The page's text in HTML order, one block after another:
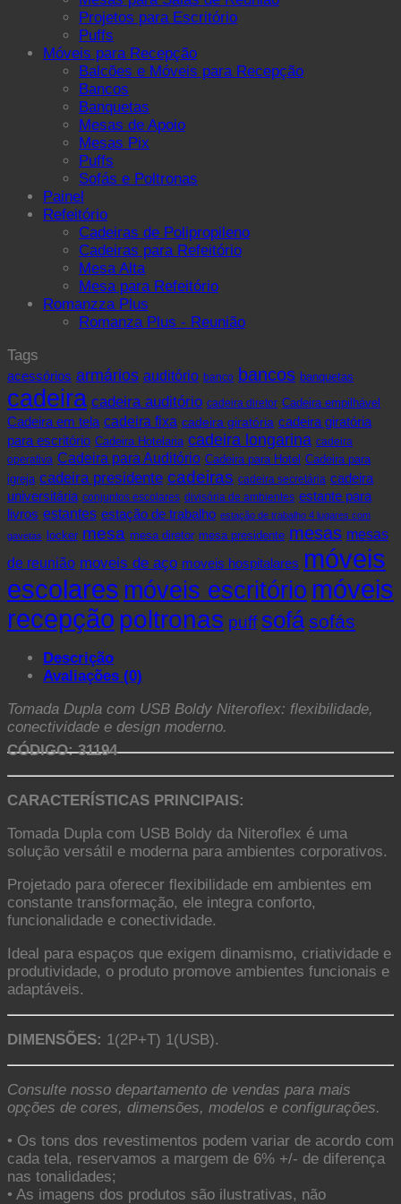
Projetos para Escritório
Puffs
Móveis para Recepção
Balcões e Móveis para Recepção
Bancos
Banquetas
Mesas de Apoio
Mesas Pix
Puffs
Sofás e Poltronas
Painel
Refeitório
Cadeiras de Polipropileno
Cadeiras para Refeitório
Mesa Alta
Mesa para Refeitório
Romanzza Plus
Romanza Plus - Reunião
Tags
acessórios armários auditório banco bancos banquetas
cadeira cadeira auditório cadeira diretor Cadeira empilhável
Cadeira em tela cadeira fixa cadeira giratória cadeira giratória
para escritório Cadeira Hotelaria cadeira longarina cadeira
operativa Cadeira para Auditório Cadeira para Hotel Cadeira para
igreja cadeira presidente cadeiras cadeira secretária cadeira
universitária conjuntos escolares divisória de ambientes estante para
livros estantes estação de trabalho estação de trabalho 4 lugares com
gavetas
locker mesa mesa diretor mesa presidente mesas mesas
de reunião moveis de aço moveis hospitalares móveis
escolares móveis escritório móveis
recepção poltronas puff sofá sofás
Descrição
Avaliações (0)
Tomada Dupla com USB Boldy Niteroflex: flexibilidade,
conectividade e design moderno.
CÓDIGO: 31194
CARACTERÍSTICAS PRINCIPAIS:
Tomada Dupla com USB Boldy da Niteroflex é uma
solução versátil e moderna para ambientes corporativos.
Projetado para oferecer flexibilidade em ambientes em
constante transformação, ele integra conforto,
funcionalidade e conectividade.
Ideal para espaços que exigem dinamismo, criatividade e
produtividade, o produto promove ambientes funcionais e
adaptáveis.
DIMENSÕES: 1(2P+T) 1(USB).
Consulte nosso departamento de vendas para mais
opções de cores, dimensões, modelos e configurações.
• Os tons dos revestimentos podem variar de acordo com
cada tela, reservamos a margem de 6% +/- de diferença
nas tonalidades;
• As imagens dos produtos são ilustrativas, não